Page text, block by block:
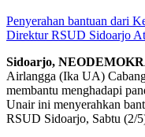
Penyerahan bantuan dari
Direktur RSUD Sidoarjo
Sidoarjo,
Airlangga (Ika UA)
membantu menghadapi
Unair ini menyerahkan
RSUD Sidoarjo, Sabtu (2/